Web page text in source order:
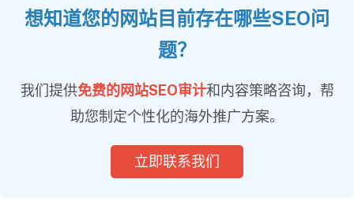
想知道您的网站目前存在哪些SEO问
题？
我们提供免费的网站SEO审计和内容策略咨询，帮
助您制定个性化的海外推广方案。
立即联系我们